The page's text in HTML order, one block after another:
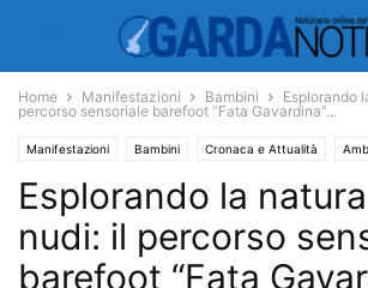
Home Manifestazioni Bambini
Esplorando
percorso sensoriale barefoot “Fata Gavardina”...
Manifestazioni Bambini Cronaca e Attualità
Giochi Economia e Turismo
Esplorando la
nudi: il percorso
barefoot “Fata